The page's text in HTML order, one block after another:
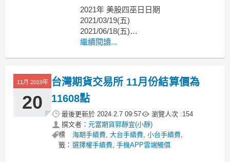
2021年 美股四巫日日期
2021/03/19(五)
2021/06/18(五)
2021/09/17(五)
是什麼呢?、小道瓊結算日?】元富期貨
小靜開戶@國內外期貨手續費@大台手
續費@小台手續費@選
繼續閱讀...
11月 2019年
20
台灣期貨交易所 11月份結算價為
11608點
最後更新於 2024.2.7 09:57 瀏覽人次 :154
撰文者： 元富期貨郭靜宜(小靜)
標
籤：
海期手續費, 大台手續費, 小台手續費,
選擇權手續費, 手機APP雲端觸價